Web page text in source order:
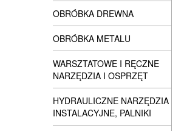
OBRÓBKA DREWNA
OBRÓBKA METALU
WARSZTATOWE I RĘCZNE
NARZĘDZIA I OSPRZĘT
HYDRAULICZNE NARZĘDZIA
INSTALACYJNE, PALNIKI